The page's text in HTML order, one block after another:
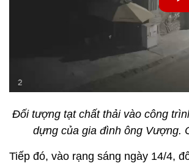
Đối tượng tạt chất thải vào công
dựng của gia đình ông Vượng.
Tiếp đó, vào rạng sáng ngày 14/4,